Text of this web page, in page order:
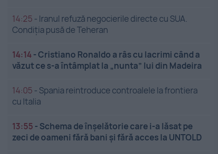
14:25 - Iranul refuză negocierile directe cu SUA.
Condiția pusă de Teheran
14:14-Cristiano Ronaldo a râs cu lacrimi când a
văzut ce s-a întâmplat la „nunta” lui din Madeira
14:05 - Spania reintroduce controalele la frontiera
cu Italia
13:55 - Schema de înșelătorie care i-a lăsat pe
zeci de oameni fără bani și fără acces la UNTOLD